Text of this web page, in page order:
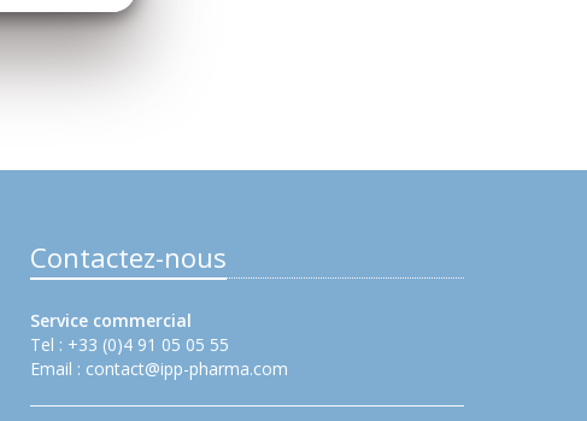
Contactez-nous
Service commercial
Tel : +33 (0)4 91 05 05 55
Email : contact@ipp-pharma.com